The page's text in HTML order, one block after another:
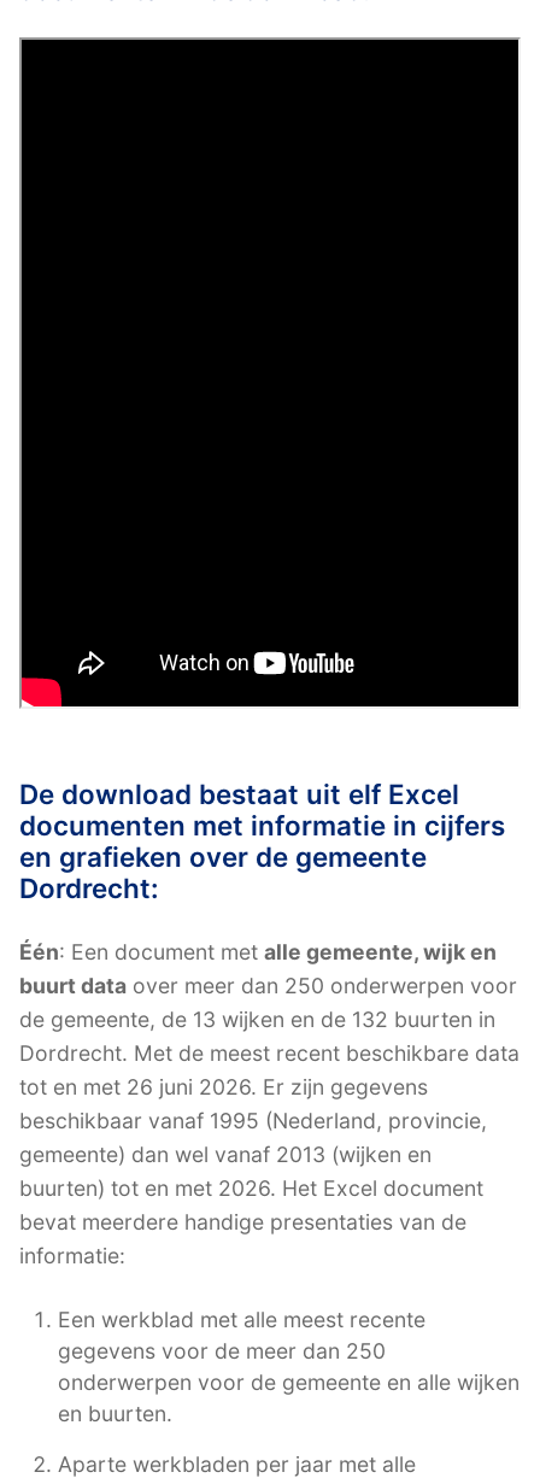
De download bestaat uit elf Excel
documenten met informatie in cijfers
en grafieken over de gemeente
Dordrecht:
Één: Een document met alle gemeente, wijk en
buurt data over meer dan 250 onderwerpen voor
de gemeente, de 13 wijken en de 132 buurten in
Dordrecht. Met de meest recent beschikbare data
tot en met 26 juni 2026. Er zijn gegevens
beschikbaar vanaf 1995 (Nederland, provincie,
gemeente) dan wel vanaf 2013 (wijken en
buurten) tot en met 2026. Het Excel document
bevat meerdere handige presentaties van de
informatie:
Een werkblad met alle meest recente
gegevens voor de meer dan 250
onderwerpen voor de gemeente en alle wijken
en buurten.
Aparte werkbladen per jaar met alle